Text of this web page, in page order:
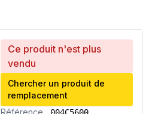
Ce produit n'est plus
vendu
Chercher un produit de
remplacement
Référence